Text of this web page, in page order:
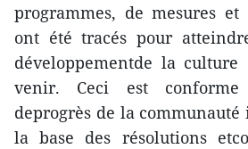
programmes, de mesures et
ont été tracés pour
développementde la
venir. Ceci est
deprogrès de la
la base des résolutions